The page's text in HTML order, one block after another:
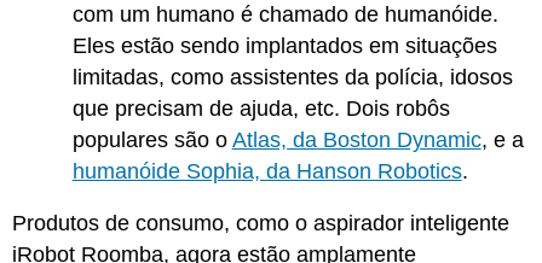
com um humano é chamado de humanóide.
Eles estão sendo implantados em situações
limitadas, como assistentes da polícia, idosos
que precisam de ajuda, etc. Dois robôs
populares são o Atlas, da Boston Dynamic, e a
humanóide Sophia, da Hanson Robotics.
Produtos de consumo, como o aspirador inteligente
iRobot Roomba, agora estão amplamente